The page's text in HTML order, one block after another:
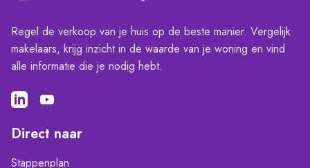
Regel de verkoop van je huis op de beste manier. Vergelijk
makelaars, krijg inzicht in de waarde van je woning en vind
alle informatie die je nodig hebt.
Direct naar
Stappenplan